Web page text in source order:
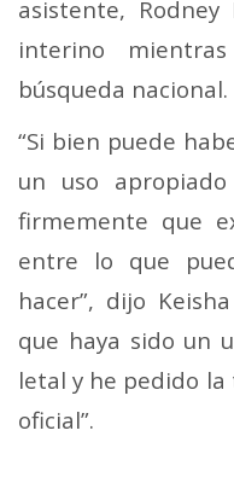
asistente,
interino
búsqueda nacional.
“Si bien puede
un uso
firmemente que
entre lo que
hacer”, dijo
que haya sido un
letal y he pedido
oficial”.